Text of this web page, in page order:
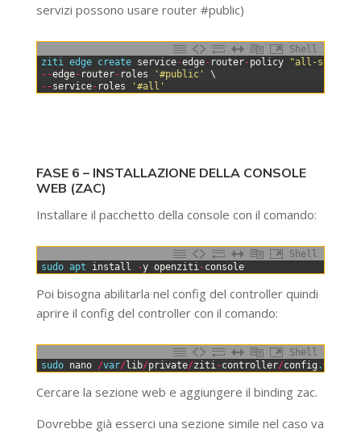
servizi possono usare router #public)
Shell
ziti edge create service-edge- router-policy
"all-
--edge- router- roles '#public'
\
--service- roles '#all'
FASE 6 – INSTALLAZIONE DELLA CONSOLE
WEB (ZAC)
Installare il pacchetto della console con il comando:
Shell
sudo apt install -y openziti -console
Poi bisogna abilitarla nel config del controller quindi
aprire il config del controller con il comando:
Shell
sudo nano /var/lib/private/ziti -controller/config .yml
Cercare la sezione web e aggiungere il binding zac.
Dovrebbe già esserci una sezione simile nel caso va